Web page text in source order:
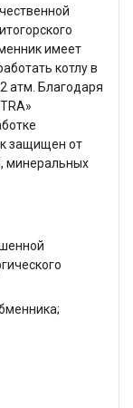
имеет
котлу в
атм. Благодаря
защищен от
минеральных